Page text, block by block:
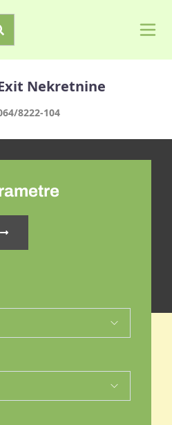
Nekretnine
8222-104